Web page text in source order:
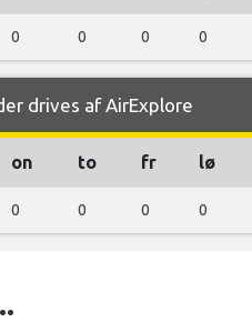
0 0 0 0
drives af AirExplore
on to fr lø
0 0 0 0